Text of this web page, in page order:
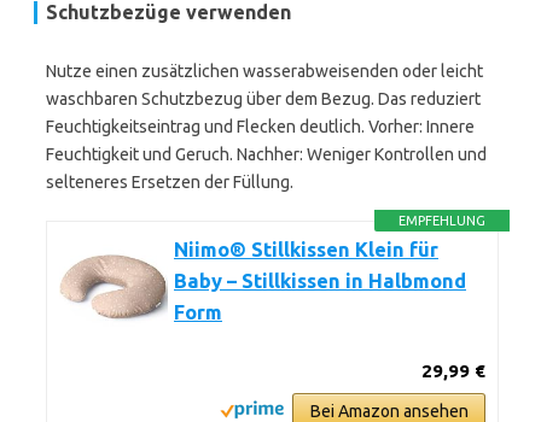
Schutzbezüge verwenden
Nutze einen zusätzlichen wasserabweisenden oder leicht
waschbaren Schutzbezug über dem Bezug. Das reduziert
Feuchtigkeitseintrag und Flecken deutlich. Vorher: Innere
Feuchtigkeit und Geruch. Nachher: Weniger Kontrollen und
selteneres Ersetzen der Füllung.
EMPFEHLUNG
Niimo® Stillkissen Klein für
Baby – Stillkissen in Halbmond
Form
29,99 €
Bei Amazon ansehen